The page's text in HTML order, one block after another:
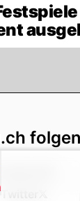
folgen